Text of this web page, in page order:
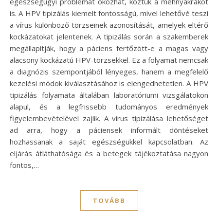
is. A HPV tipizálás kiemelt fontosságú, mivel lehetővé teszi
a vírus különböző törzseinek azonosítását, amelyek eltérő
kockázatokat jelentenek. A tipizálás során a szakemberek
megállapítják, hogy a páciens fertőzött-e a magas vagy
alacsony kockázatú HPV-törzsekkel. Ez a folyamat nemcsak
a diagnózis szempontjából lényeges, hanem a megfelelő
kezelési módok kiválasztásához is elengedhetetlen. A HPV
tipizálás folyamata általában laboratóriumi vizsgálatokon
alapul, és a legfrissebb tudományos eredmények
figyelembevételével zajlik. A vírus tipizálása lehetőséget
ad arra, hogy a páciensek informált döntéseket
hozhassanak a saját egészségükkel kapcsolatban. Az
eljárás átláthatósága és a betegek tájékoztatása nagyon
fontos,…
TOVÁBB